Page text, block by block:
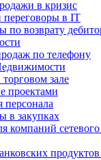
в кризис
в IT
по возврату
по телефону
зале
проектами
в закупках
компаний